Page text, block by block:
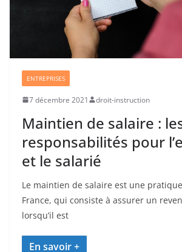
ENTREPRISES
7 décembre 2021 droit-instruction
Maintien de salaire :
responsabilités pour
et le salarié
Le maintien de salaire est une
France, qui consiste à assurer un
lorsqu’il est